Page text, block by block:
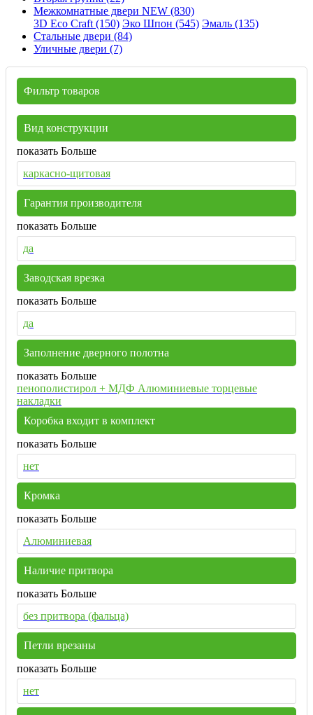
Межкомнатные двери NEW (830)
3D Eco Craft (150) Эко Шпон (545) Эмаль (135)
Стальные двери (84)
Уличные двери (7)
Фильтр товаров
Вид конструкции
показать Больше
каркасно-щитовая
Гарантия производителя
показать Больше
да
Заводская врезка
показать Больше
да
Заполнение дверного полотна
показать Больше
пенополистирол + МДФ Алюминиевые торцевые
накладки
Коробка входит в комплект
показать Больше
нет
Кромка
показать Больше
Алюминиевая
Наличие притвора
показать Больше
без притвора (фальца)
Петли врезаны
показать Больше
нет